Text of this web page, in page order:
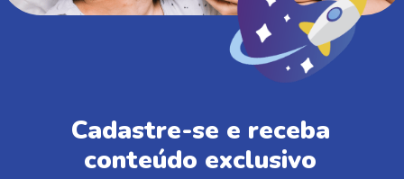
Cadastre-se e receba
conteúdo exclusivo